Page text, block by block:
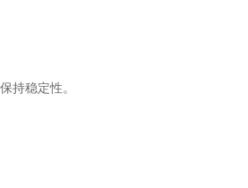
持稳定性。